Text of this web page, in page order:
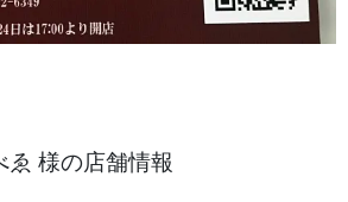
様の店舗情報